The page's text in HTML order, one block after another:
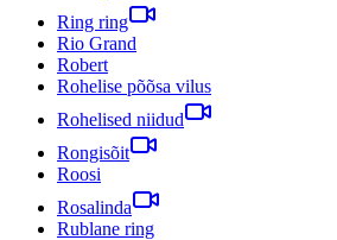
Ring ring
Rio Grand
Robert
Rohelise põõsa vilus
Rohelised niidud
Rongisõit
Roosi
Rosalinda
Rublane ring